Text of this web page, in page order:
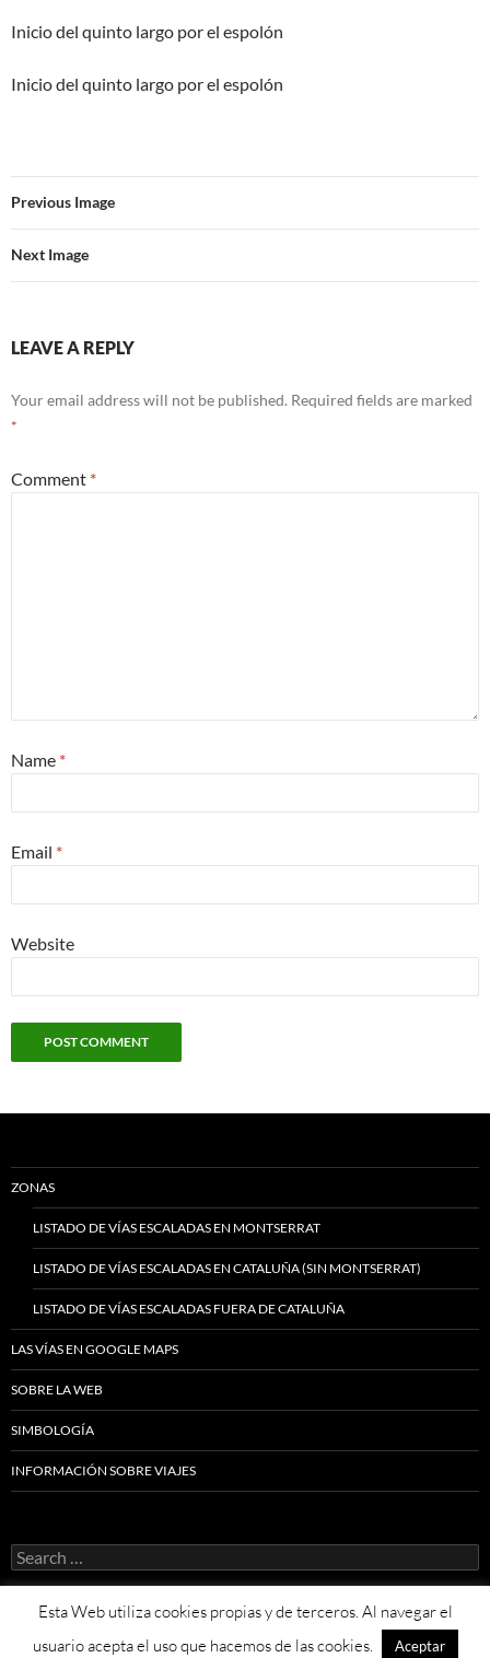
Inicio del quinto largo por el espolón
Inicio del quinto largo por el espolón
Previous Image
Next Image
LEAVE A REPLY
Your email address will not be published. Required fields are marked
*
Comment *
Name *
Email *
Website
ZONAS
LISTADO DE VÍAS ESCALADAS EN MONTSERRAT
LISTADO DE VÍAS ESCALADAS EN CATALUÑA (SIN MONTSERRAT)
LISTADO DE VÍAS ESCALADAS FUERA DE CATALUÑA
LAS VÍAS EN GOOGLE MAPS
SOBRE LA WEB
SIMBOLOGÍA
INFORMACIÓN SOBRE VIAJES
Search
for:
Proudly powered by WordPress
Esta Web utiliza cookies propias y de terceros. Al navegar el
usuario acepta el uso que hacemos de las cookies.
Aceptar